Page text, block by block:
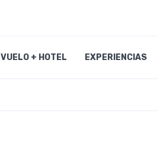
VUELO + HOTEL EXPERIENCIAS